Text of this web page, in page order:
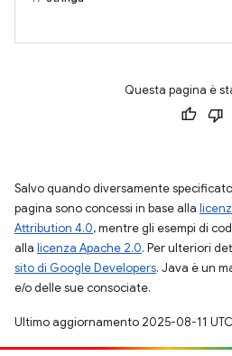
Questa pagina è
Salvo quando diversamente
pagina sono concessi in base alla
Attribution 4.0, mentre gli esempi di
alla licenza Apache 2.0. Per ulteriori
sito di Google Developers. Java è un
e/o delle sue consociate.
Ultimo aggiornamento 2025-08-11